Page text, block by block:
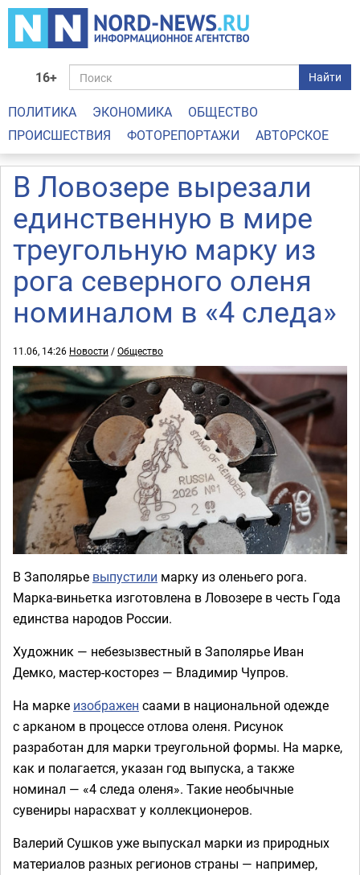
16+ Найти
ПОЛИТИКА ЭКОНОМИКА
ОБЩЕСТВО
ПРОИСШЕСТВИЯ
ФОТОРЕПОРТАЖИ АВТОРСКОЕ
В Ловозере вырезали
единственную в мире
треугольную марку из
рога северного оленя
номиналом в «4 следа»
11.06, 14:26 Новости /Общество
В Заполярье выпустили марку из оленьего рога.
Марка-виньетка изготовлена в Ловозере в честь Года
единства народов России.
Художник — небезызвестный в Заполярье Иван
Демко, мастер-косторез — Владимир Чупров.
На марке изображен саами в национальной одежде
с арканом в процессе отлова оленя. Рисунок
разработан для марки треугольной формы. На марке,
как и полагается, указан год выпуска, а также
номинал — «4 следа оленя». Такие необычные
сувениры нарасхват у коллекционеров.
Валерий Сушков уже выпускал марки из природных
материалов разных регионов страны — например,